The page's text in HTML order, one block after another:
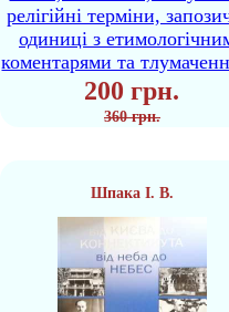
релігійні терміни,
одиниці з
коментарями та
200 грн.
360 грн.
Шпака І. В.